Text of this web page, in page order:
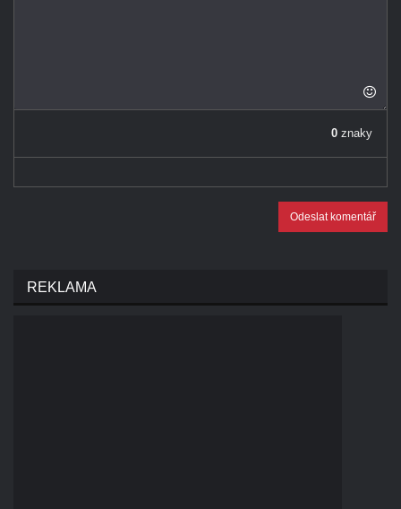
0 znaky
Odeslat komentář
REKLAMA